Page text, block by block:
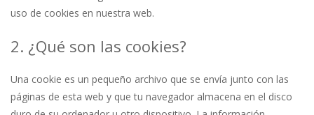
uso de cookies en nuestra web.
2. ¿Qué son las cookies?
Una cookie es un pequeño archivo que se envía junto con las
páginas de esta web y que tu navegador almacena en el disco